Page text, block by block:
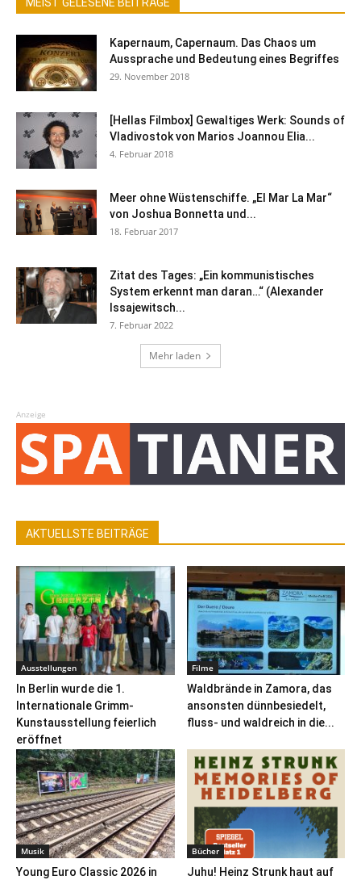
Kapernaum, Capernaum. Das Chaos um
Aussprache und Bedeutung eines Begriffes
29. November 2018
[Hellas Filmbox] Gewaltiges Werk: Sounds of
Vladivostok von Marios Joannou Elia...
4. Februar 2018
Meer ohne Wüstenschiffe. „El Mar La Mar“
von Joshua Bonnetta und...
18. Februar 2017
Zitat des Tages: „Ein kommunistisches
System erkennt man daran…“ (Alexander
Issajewitsch...
7. Februar 2022
Mehr laden
Anzeige
AKTUELLSTE BEITRÄGE
Ausstellungen
In Berlin wurde die 1.
Internationale Grimm-
Kunstausstellung feierlich
eröffnet
Filme
Waldbrände in Zamora, das
ansonsten dünnbesiedelt,
fluss- und waldreich in die...
Musik
Young Euro Classic 2026 in
Bücher
Juhu! Heinz Strunk haut auf